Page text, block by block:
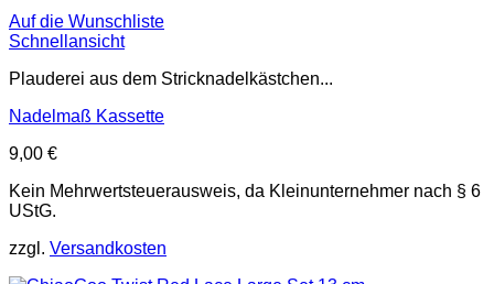
Auf die Wunschliste
Schnellansicht
Plauderei aus dem Stricknadelkästchen...
Nadelmaß Kassette
9,00 €
Kein Mehrwertsteuerausweis, da Kleinunternehmer nach § 6
UStG.
zzgl. Versandkosten